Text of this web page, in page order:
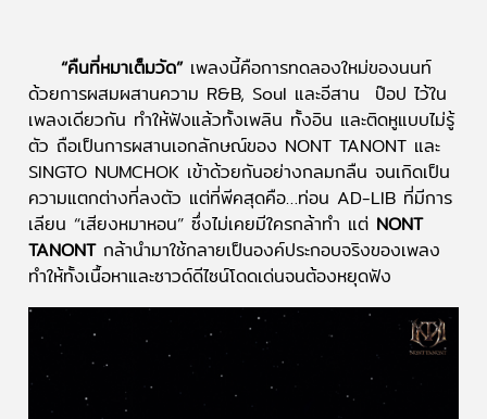
“คืนที่หมาเต็มวัด”เพลงนี้คือการทดลองใหม่ของนนท์
ด้วยการผสมผสานความ R&B, Soul และอีสาน ป๊อป ไว้ใน
เพลงเดียวกัน ทำให้ฟังแล้วทั้งเพลิน ทั้งอิน และติดหูแบบไม่รู้
ตัว ถือเป็นการผสานเอกลักษณ์ของ NONT TANONT และ
SINGTO NUMCHOK เข้าด้วยกันอย่างกลมกลืน จนเกิดเป็น
ความแตกต่างที่ลงตัว แต่ที่พีคสุดคือ…ท่อน AD-LIB ที่มีการ
เลียน “เสียงหมาหอน” ซึ่งไม่เคยมีใครกล้าทำ แต่ NONT
TANONT กล้านำมาใช้กลายเป็นองค์ประกอบจริงของเพลง
ทำให้ทั้งเนื้อหาและซาวด์ดีไซน์โดดเด่นจนต้องหยุดฟัง